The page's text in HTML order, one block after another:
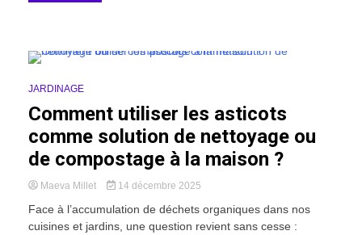
JARDINAGE
Comment utiliser les asticots
comme solution de nettoyage ou
de compostage à la maison ?
Maeva Millet 14 décembre 2025
Face à l’accumulation de déchets organiques dans nos
cuisines et jardins, une question revient sans cesse :